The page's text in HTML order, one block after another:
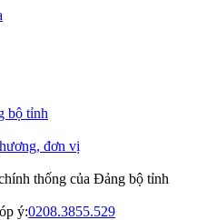
bộ tỉnh
đơn vị
thống của Đảng bộ tỉnh
ý:0208.3855.529